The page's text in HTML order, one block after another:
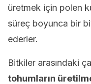
üretmek için polen
süreç boyunca bir
ederler.
Bitkiler arasındaki
tohumların